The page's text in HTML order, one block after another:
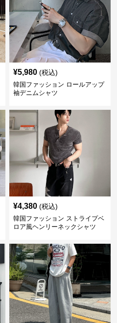
¥5,980 (税込)
韓国ファッション ロールアップ
袖デニムシャツ
¥4,380 (税込)
韓国ファッション ストライプベ
ロア風ヘンリーネックシャツ